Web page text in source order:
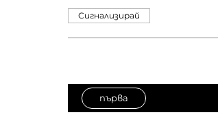
Сигнализирай
първа